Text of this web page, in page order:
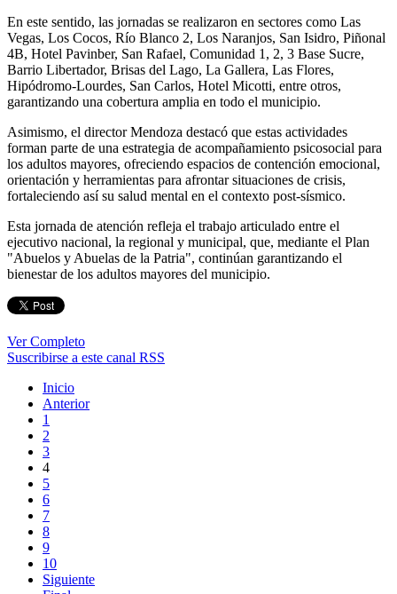
En este sentido, las jornadas se realizaron en sectores como Las
Vegas, Los Cocos, Río Blanco 2, Los Naranjos, San Isidro, Piñonal
4B, Hotel Pavinber, San Rafael, Comunidad 1, 2, 3 Base Sucre,
Barrio Libertador, Brisas del Lago, La Gallera, Las Flores,
Hipódromo-Lourdes, San Carlos, Hotel Micotti, entre otros,
garantizando una cobertura amplia en todo el municipio.
Asimismo, el director Mendoza destacó que estas actividades
forman parte de una estrategia de acompañamiento psicosocial para
los adultos mayores, ofreciendo espacios de contención emocional,
orientación y herramientas para afrontar situaciones de crisis,
fortaleciendo así su salud mental en el contexto post-sísmico.
Esta jornada de atención refleja el trabajo articulado entre el
ejecutivo nacional, la regional y municipal, que, mediante el Plan
"Abuelos y Abuelas de la Patria", continúan garantizando el
bienestar de los adultos mayores del municipio.
Ver Completo
Suscribirse a este canal RSS
Inicio
Anterior
1
2
3
4
5
6
7
8
9
10
Siguiente